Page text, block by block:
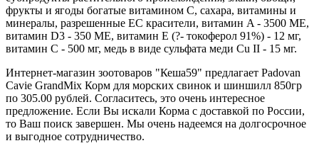
фрукты и ягоды богатые витамином C, сахара, витамины и
минералы, разрешенные ЕС красители, витамин A - 3500 МЕ,
витамин D3 - 350 МЕ, витамин E (?- токоферол 91%) - 12 мг,
витамин C - 500 мг, медь в виде сульфата меди Cu II - 15 мг.
Интернет-магазин зоотоваров "Кеша59" предлагает Padovan
Cavie GrandMix Корм для морских свинок и шиншилл 850гр
по 305.00 рублей. Согласитесь, это очень интересное
предложение. Если Вы искали Корма с доставкой по России,
то Ваш поиск завершен. Мы очень надеемся на долгосрочное
и выгодное сотрудничество.